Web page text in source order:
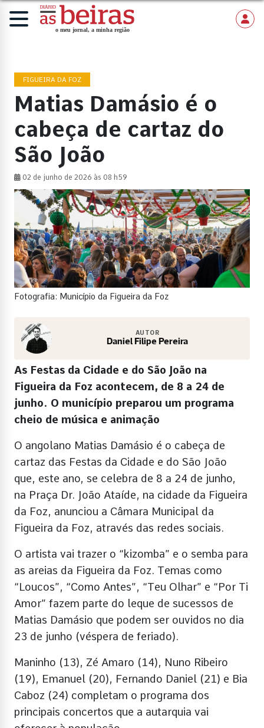
FIGUEIRA DA FOZ
Matias Damásio é o
cabeça de cartaz do
São João
02 de junho de 2026 às 08 h59
Fotografia: Município da Figueira da Foz
AUTOR
Daniel Filipe Pereira
As Festas da Cidade e do São João na
Figueira da Foz acontecem, de 8 a 24 de
junho. O município preparou um programa
cheio de música e animação
O angolano Matias Damásio é o cabeça de
cartaz das Festas da Cidade e do São João
que, este ano, se celebra de 8 a 24 de junho,
na Praça Dr. João Ataíde, na cidade da Figueira
da Foz, anunciou a Câmara Municipal da
Figueira da Foz, através das redes sociais.
O artista vai trazer o “kizomba” e o semba para
as areias da Figueira da Foz. Temas como
“Loucos”, “Como Antes”, “Teu Olhar” e “Por Ti
Amor” fazem parte do leque de sucessos de
Matias Damásio que podem ser ouvidos no dia
23 de junho (véspera de feriado).
Maninho (13), Zé Amaro (14), Nuno Ribeiro
(19), Emanuel (20), Fernando Daniel (21) e Bia
Caboz (24) completam o programa dos
principais concertos que a autarquia vai